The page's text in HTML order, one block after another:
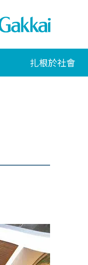
扎根於社會